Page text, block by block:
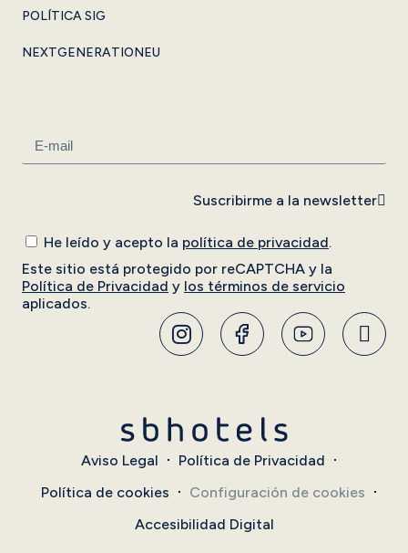
POLÍTICA SIG
NEXTGENERATIONEU
He leído y acepto la política de privacidad.
Este sitio está protegido por reCAPTCHA y la
Política de Privacidad y los términos de servicio
aplicados.
Suscribirme a la newsletter
Aviso Legal
Política de Privacidad
Política de cookies
Configuración de cookies
Accesibilidad Digital